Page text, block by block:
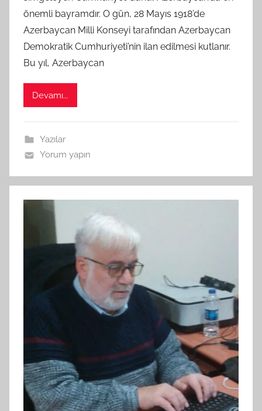
r
a
f
önemli bayramdır. O gün, 28 Mayıs 1918’de
Azerbaycan Milli Konseyi tarafından Azerbaycan
Demokratik Cumhuriyeti’nin ilan edilmesi kutlanır.
Bu yıl, Azerbaycan
Devamı...
Yazılar
Yorum yapın